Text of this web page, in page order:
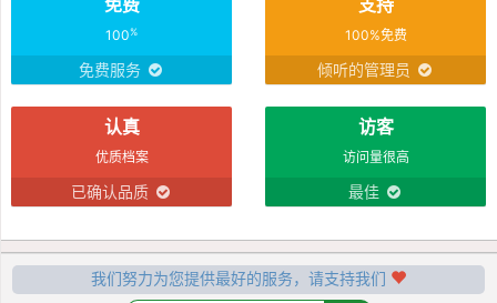
免费
100%
免费服务
支持
100%免费
倾听的管理员
认真
优质档案
已确认品质
访客
访问量很高
最佳
我们努力为您提供最好的服务，请支持我们